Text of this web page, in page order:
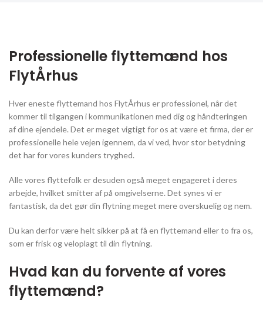
Professionelle flyttemænd hos
FlytÅrhus
Hver eneste flyttemand hos FlytÅrhus er professionel, når det
kommer til tilgangen i kommunikationen med dig og håndteringen
af dine ejendele. Det er meget vigtigt for os at være et firma, der er
professionelle hele vejen igennem, da vi ved, hvor stor betydning
det har for vores kunders tryghed.
Alle vores flyttefolk er desuden også meget engageret i deres
arbejde, hvilket smitter af på omgivelserne. Det synes vi er
fantastisk, da det gør din flytning meget mere overskuelig og nem.
Du kan derfor være helt sikker på at få en flyttemand eller to fra os,
som er frisk og veloplagt til din flytning.
Hvad kan du forvente af vores
flyttemænd?